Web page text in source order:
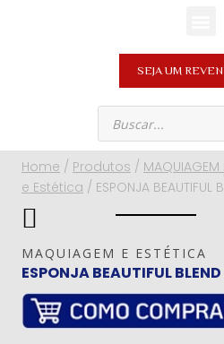
SEJA UM
Home / Produtos / MAQUIAGEM
e Estética / ESPONJA BEAUTIFUL
MAQUIAGEM E ESTÉTICA
ESPONJA BEAUTIFUL